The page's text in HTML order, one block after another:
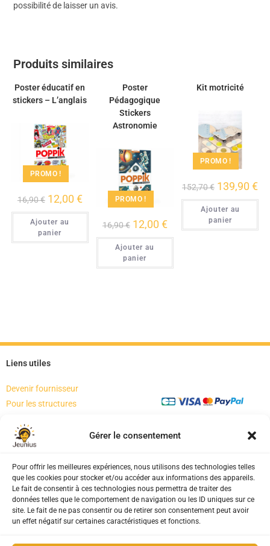
Gérer le consentement
Pour offrir les meilleures expériences, nous utilisons des technologies telles
que les cookies pour stocker et/ou accéder aux informations des appareils.
Le fait de consentir à ces technologies nous permettra de traiter des
données telles que le comportement de navigation ou les ID uniques sur ce
site. Le fait de ne pas consentir ou de retirer son consentement peut avoir
un effet négatif sur certaines caractéristiques et fonctions.
possibilité de laisser un avis.
Produits similaires
Poster éducatif en
stickers – L’anglais
PROMO !
16,90€ 12,00 €
Ajouter au
panier
Poster
Pédagogique
Stickers
Astronomie
PROMO !
16,90€ 12,00 €
Ajouter au
panier
Kit motricité
PROMO !
152,70€ 139,90€
Ajouter au
panier
Liens utiles
Devenir fournisseur
Pour les structures
Mentions Légales
Politique de cookies (UE)
CGV-CGU
Rejoignez la communauté Jeunius